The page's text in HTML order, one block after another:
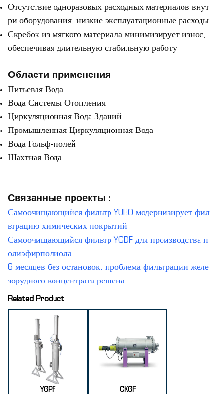
Отсутствие одноразовых расходных материалов внут
ри оборудования, низкие эксплуатационные расходы
Скребок из мягкого материала минимизирует износ,
обеспечивая длительную стабильную работу
Области применения
Питьевая Вода
Вода Системы Отопления
Циркуляционная Вода Зданий
Промышленная Циркуляционная Вода
Вода Гольф-полей
Шахтная Вода
Связанные проекты :
Самоочищающийся фильтр YUBO модернизирует фил
ьтрацию химических покрытий
Самоочищающийся фильтр YGDF для производства п
олиэфирполиола
6 месяцев без остановок: проблема фильтрации желе
зорудного концентрата решена
Related Product
YGPF CKGF